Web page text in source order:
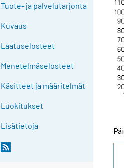
Tuote- ja palvelutarjonta
Kuvaus
Laatuselosteet
Menetelmäselosteet
Käsitteet ja määritelmät
Luokitukset
Lisätietoja